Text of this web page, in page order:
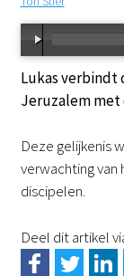
Lukas verbindt
Jeruzalem met
Deze gelijkenis
verwachting van
discipelen.
Deel dit artikel